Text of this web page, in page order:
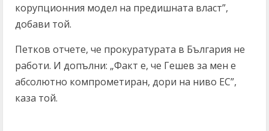
корупционния модел на предишната власт”,
добави той.
Петков отчете, че прокуратурата в България не
работи. И допълни: „Факт е, че Гешев за мен е
абсолютно компрометиран, дори на ниво ЕС”,
каза той.